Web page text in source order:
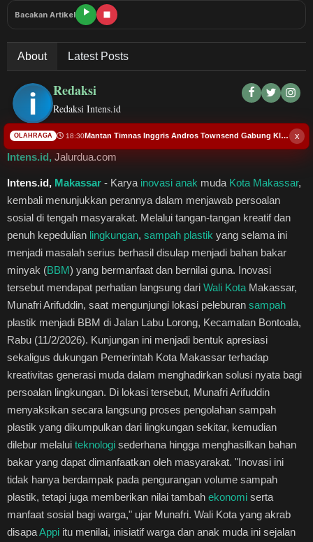
Hukum dan Kriminal
Kesehatan
Ekonomi Bisnis
Pariwisata
Healthstyle
Essai
Kuliner
Cerpen
Kolom
Puisi
Religi
Travel
Environmental
Bacakan Artikel
About Latest Posts
Redaksi
Redaksi Intens.id
Intens.id, Jalurdua.com
Intens.id, Makassar - Karya inovasi anak muda Kota Makassar,
kembali menunjukkan perannya dalam menjawab persoalan
sosial di tengah masyarakat. Melalui tangan-tangan kreatif dan
penuh kepedulian lingkungan, sampah plastik yang selama ini
menjadi masalah serius berhasil disulap menjadi bahan bakar
minyak (BBM) yang bermanfaat dan bernilai guna. Inovasi
tersebut mendapat perhatian langsung dari Wali Kota Makassar,
Munafri Arifuddin, saat mengunjungi lokasi peleburan sampah
plastik menjadi BBM di Jalan Labu Lorong, Kecamatan Bontoala,
Rabu (11/2/2026). Kunjungan ini menjadi bentuk apresiasi
sekaligus dukungan Pemerintah Kota Makassar terhadap
kreativitas generasi muda dalam menghadirkan solusi nyata bagi
persoalan lingkungan. Di lokasi tersebut, Munafri Arifuddin
menyaksikan secara langsung proses pengolahan sampah
plastik yang dikumpulkan dari lingkungan sekitar, kemudian
dilebur melalui teknologi sederhana hingga menghasilkan bahan
bakar yang dapat dimanfaatkan oleh masyarakat. "Inovasi ini
tidak hanya berdampak pada pengurangan volume sampah
plastik, tetapi juga memberikan nilai tambah ekonomi serta
manfaat sosial bagi warga," ujar Munafri. Wali Kota yang akrab
disapaAppi itu menilai, inisiatif warga dan anak muda ini sejalan
x
OLAHRAGA 18:30 Mantan Timnas Inggris Andros Townsend Gabung Klub ke-17 di Thailand